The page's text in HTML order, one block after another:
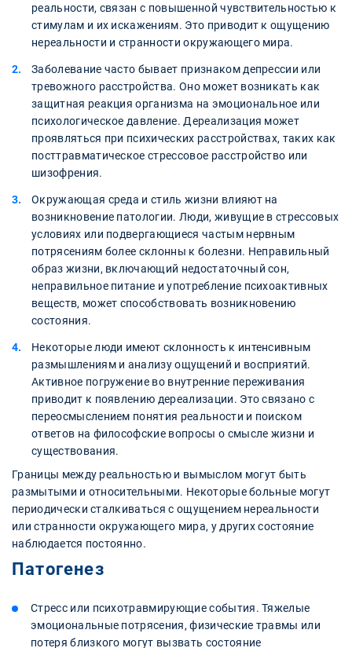
реальности, связан с повышенной чувствительностью к
стимулам и их искажениям. Это приводит к ощущению
нереальности и странности окружающего мира.
Заболевание часто бывает признаком депрессии или
тревожного расстройства. Оно может возникать как
защитная реакция организма на эмоциональное или
психологическое давление. Дереализация может
проявляться при психических расстройствах, таких как
посттравматическое стрессовое расстройство или
шизофрения.
Окружающая среда и стиль жизни влияют на
возникновение патологии. Люди, живущие в стрессовых
условиях или подвергающиеся частым нервным
потрясениям более склонны к болезни. Неправильный
образ жизни, включающий недостаточный сон,
неправильное питание и употребление психоактивных
веществ, может способствовать возникновению
состояния.
Некоторые люди имеют склонность к интенсивным
размышлениям и анализу ощущений и восприятий.
Активное погружение во внутренние переживания
приводит к появлению дереализации. Это связано с
переосмыслением понятия реальности и поиском
ответов на философские вопросы о смысле жизни и
существования.
Границы между реальностью и вымыслом могут быть
размытыми и относительными. Некоторые больные могут
периодически сталкиваться с ощущением нереальности
или странности окружающего мира, у других состояние
наблюдается постоянно.
Патогенез
Стресс или психотравмирующие события. Тяжелые
эмоциональные потрясения, физические травмы или
потеря близкого могут вызвать состояние